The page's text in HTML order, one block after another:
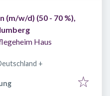
(m/w/d) (50 - 70 %),
Haus
+